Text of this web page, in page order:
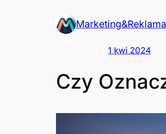
Marketing&Reklama
1 kwi 2024
Czy